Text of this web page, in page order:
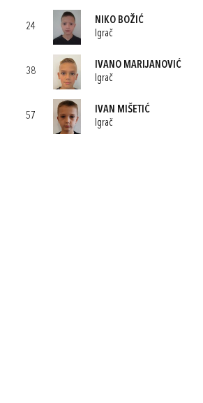
24
NIKO BOŽIĆ
Igrač
38
IVANO MARIJANOVIĆ
Igrač
57
IVAN MIŠETIĆ
Igrač